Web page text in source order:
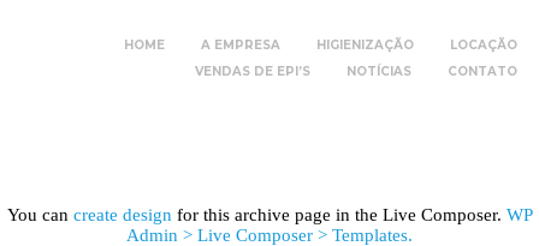
HOME A EMPRESA HIGIENIZAÇÃO
LOCAÇÃO
VENDAS DE EPI’S
NOTÍCIAS CONTATO
You can create design for this archive page in the Live Composer. WP
Admin > Live Composer > Templates.